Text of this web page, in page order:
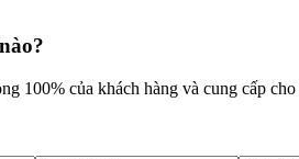
100% của khách hàng và cung cấp